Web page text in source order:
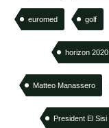
euromed golf
horizon 2020
Matteo Manassero
President El Sisi